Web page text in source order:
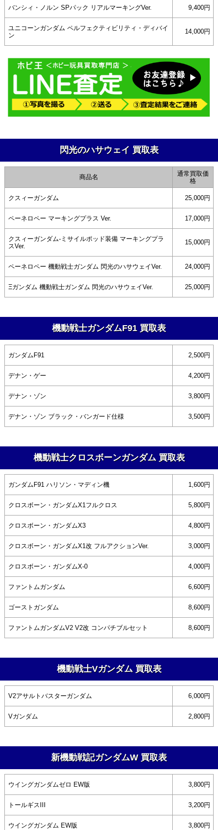
バンシィ・ノルン SPパック リアルマーキングVer. 9,400円
ユニコーンガンダム ペルフェクティビリティ・ディバイ
ン
14,000円
閃光のハサウェイ 買取表
商品名
通常買取価
格
クスィーガンダム 25,000円
ペーネロペー マーキングプラス Ver. 17,000円
クスィーガンダム-ミサイルポッド装備 マーキングプラ
スVer.
15,000円
ペーネロペー 機動戦士ガンダム 閃光のハサウェイVer. 24,000円
Ξガンダム 機動戦士ガンダム 閃光のハサウェイVer. 25,000円
機動戦士ガンダムF91 買取表
ガンダムF91 2,500円
デナン・ゲー 4,200円
デナン・ゾン 3,800円
デナン・ゾン ブラック・バンガード仕様 3,500円
機動戦士クロスボーンガンダム 買取表
ガンダムF91 ハリソン・マディン機 1,600円
クロスボーン・ガンダムX1フルクロス 5,800円
クロスボーン・ガンダムX3 4,800円
クロスボーン・ガンダムX1改 フルアクションVer. 3,000円
クロスボーン・ガンダムX-0 4,000円
ファントムガンダム 6,600円
ゴーストガンダム 8,600円
ファントムガンダムV2 V2改 コンパチブルセット 8,600円
機動戦士Vガンダム 買取表
V2アサルトバスターガンダム 6,000円
Vガンダム 2,800円
新機動戦記ガンダムW 買取表
ウイングガンダムゼロ EW版 3,800円
トールギスIII 3,200円
ウイングガンダム EW版 3,800円